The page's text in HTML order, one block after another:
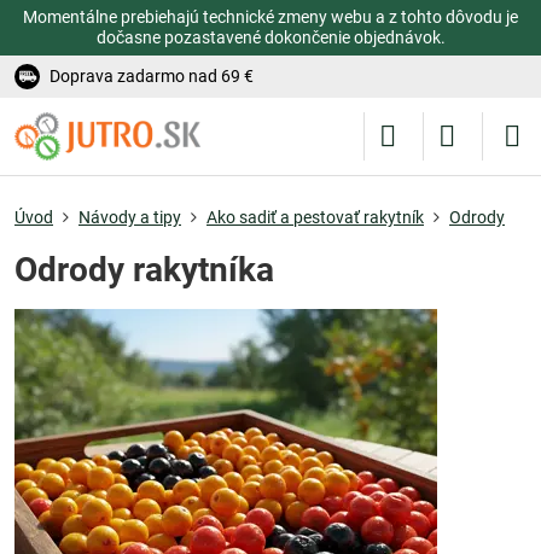
Momentálne prebiehajú technické zmeny webu a z tohto dôvodu je
dočasne pozastavené dokončenie objednávok.
Doprava zadarmo nad 69 €
Úvod Návody a tipy Ako sadiť a pestovať rakytník Odrody
Odrody rakytníka